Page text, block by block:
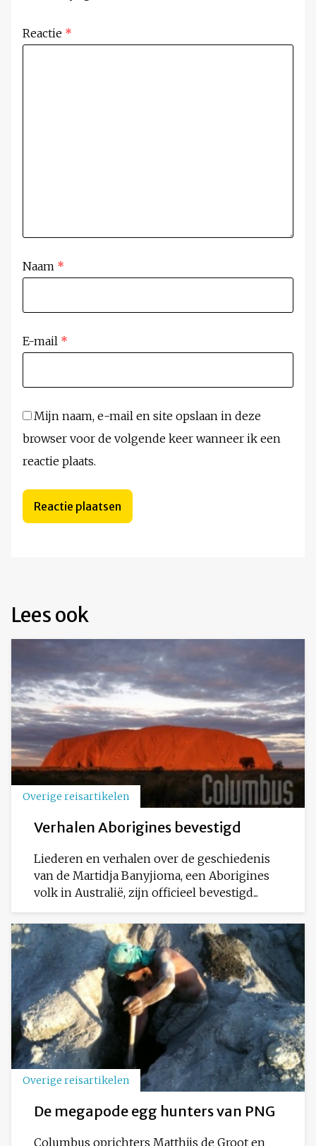
Reactie *
Naam *
E-mail *
Mijn naam, e-mail en site opslaan in deze
browser voor de volgende keer wanneer ik een
reactie plaats.
Lees ook
Overige reisartikelen
Verhalen Aborigines bevestigd
Liederen en verhalen over de geschiedenis
van de Martidja Banyjioma, een Aborigines
volk in Australië, zijn officieel bevestigd...
Overige reisartikelen
De megapode egg hunters van PNG
Columbus oprichters Matthijs de Groot en